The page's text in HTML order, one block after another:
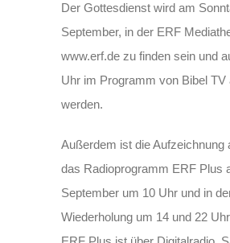
Der Gottesdienst wird am
September, in der ERF
www.erf.de zu finden sein und
Uhr im Programm von Bibel TV
werden.
Außerdem ist die Aufzeichnung
das Radioprogramm ERF Plus
September um 10 Uhr und in
Wiederholung um 14 und 22